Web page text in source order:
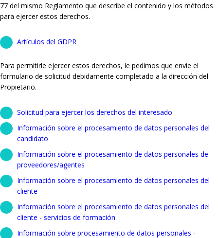
77 del mismo Reglamento que describe el contenido y los métodos
para ejercer estos derechos.
Artículos del GDPR
Para permitirle ejercer estos derechos, le pedimos que envíe el
formulario de solicitud debidamente completado a la dirección del
Propietario.
Solicitud para ejercer los derechos del interesado
Información sobre el procesamiento de datos personales del
candidato
Información sobre el procesamiento de datos personales de
proveedores/agentes
Información sobre el procesamiento de datos personales del
cliente
Información sobre el procesamiento de datos personales del
cliente - servicios de formación
Información sobre procesamiento de datos personales -